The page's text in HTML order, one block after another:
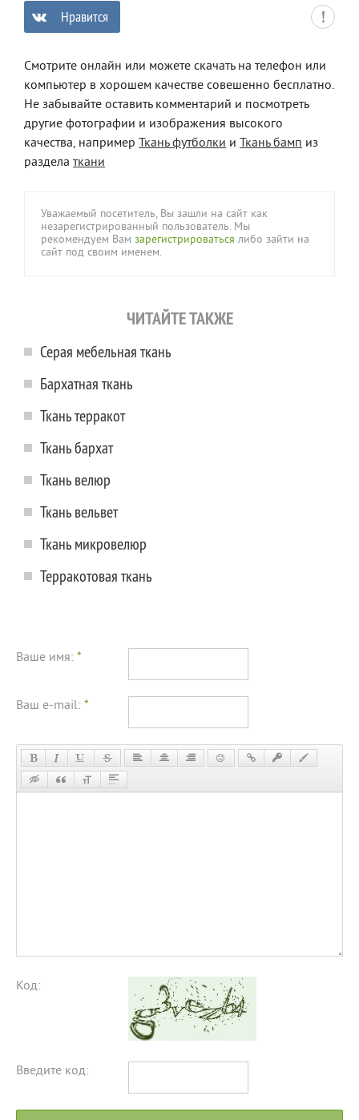
Нравится
Смотрите онлайн или можете скачать на телефон или
компьютер в хорошем качестве совешенно бесплатно.
Не забывайте оставить комментарий и посмотреть
другие фотографии и изображения высокого
качества, например Ткань футболки и Ткань бамп из
раздела ткани
Уважаемый посетитель, Вы зашли на сайт как
незарегистрированный пользователь. Мы
рекомендуем Вам зарегистрироваться либо зайти на
сайт под своим именем.
ЧИТАЙТЕ ТАКЖЕ
Серая мебельная ткань
Бархатная ткань
Ткань терракот
Ткань бархат
Ткань велюр
Ткань вельвет
Ткань микровелюр
Терракотовая ткань
Ваше имя: *
Ваш e-mail: *
Код:
Введите код: